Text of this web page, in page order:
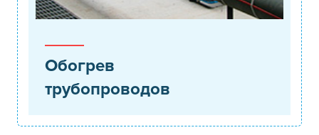
Обогрев
трубопроводов